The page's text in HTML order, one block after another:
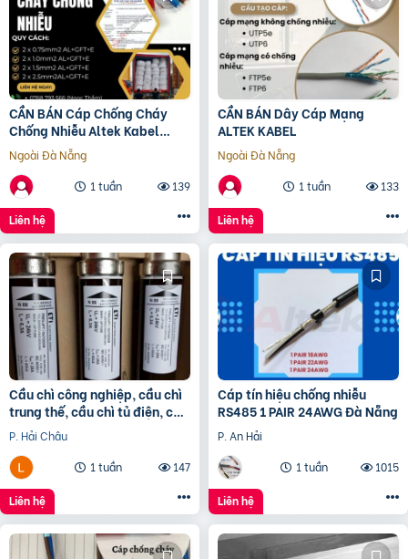
CẦN BÁN Cáp Chống Cháy
Chống Nhiễu Altek Kabel
NHIỆT ĐỘ CHÁY 950 độ C
Ngoài Đà Nẵng
1 tuần
139
Liên hệ
CẦN BÁN Dây Cáp Mạng
ALTEK KABEL
Ngoài Đà Nẵng
1 tuần
133
Liên hệ
Cầu chì công nghiệp, cầu chì
trung thế, cầu chì tủ điện, cầu
chì trạm biến áp, cầu chì tự
rơi
P. Hải Châu
1 tuần
147
Liên hệ
Cáp tín hiệu chống nhiễu
RS485 1 PAIR 24AWG Đà Nẵng
P. An Hải
1 tuần
1015
Liên hệ